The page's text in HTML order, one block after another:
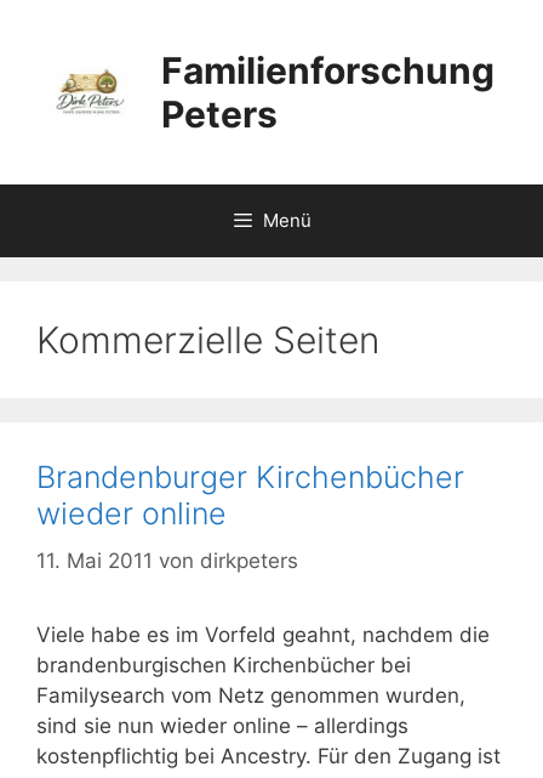
springen
Familienforschung
Peters
Menü
Kommerzielle Seiten
Brandenburger Kirchenbücher
wieder online
11. Mai 2011 von dirkpeters
Viele habe es im Vorfeld geahnt, nachdem die
brandenburgischen Kirchenbücher bei
Familysearch vom Netz genommen wurden,
sind sie nun wieder online – allerdings
kostenpflichtig bei Ancestry. Für den Zugang ist